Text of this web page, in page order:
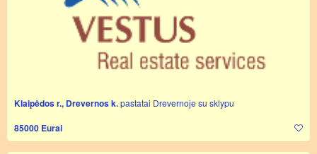
Klaipėdos r., Drevernos k.pastatai Drevernoje su sklypu
85000 Eurai